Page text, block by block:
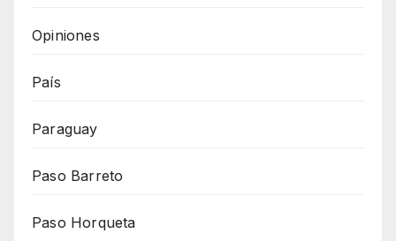
Opiniones
País
Paraguay
Paso Barreto
Paso Horqueta